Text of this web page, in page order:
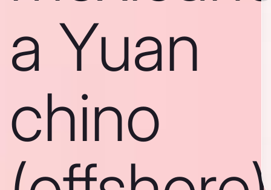
a Yuan
chino